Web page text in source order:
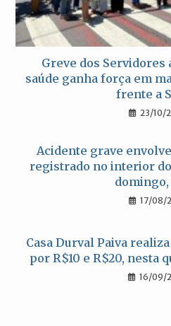
Greve dos Servidores
saúde ganha força em
frente a
23/10/
Acidente grave
registrado no interior
domingo,
17/08/
Casa Durval Paiva
por R$10 e R$20, nesta
16/09/